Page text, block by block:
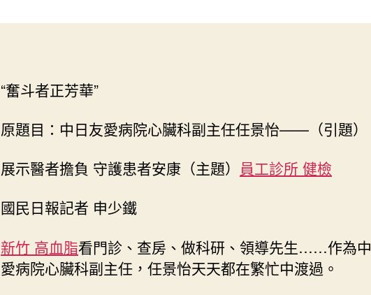
日
者
診
所
健
檢
患
者
安
“奮斗者正芳華”
原題目：中日友愛病院心臟科副主任任景怡——（引題）
展示醫者擔負 守護患者安康（主題） 員工診所 健檢
國民日報記者 申少鐵
新竹 高血脂看門診、查房、做科研、領導先生……作為中
病院心臟科副主任，任景怡天天都在繁忙中渡過。